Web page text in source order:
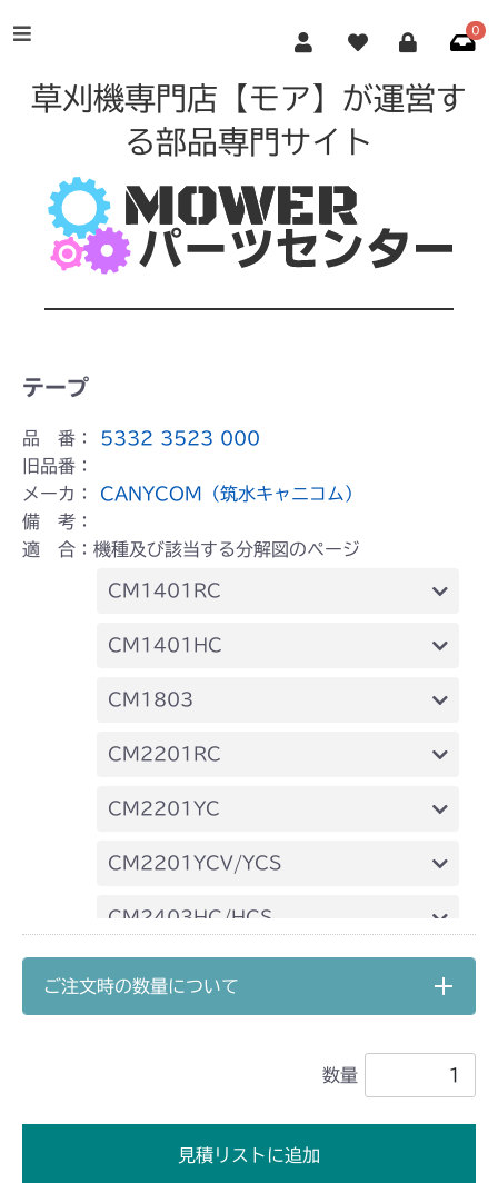
0
草刈機専門店【モア】が運営す
る部品専門サイト
テープ
品 番：
5332 3523 000
旧品番：
メーカ： CANYCOM（筑水キャニコム）
備 考：
適 合：機種及び該当する分解図のページ
CM1401RC
本体 FIG20 シート
CM1401HC
本体 FIG23 シート
CM1803
本体 FIG32 シート
CM2201RC
本体 FIG33 シート
CM2201YC
本体 FIG24 シート
CM2201YCV/YCS
本体 FIG25 シート
CM2403HC/HCS
本体 FIG25 刈刃リンク
ご注文時の数量について
数量
見積リストに追加